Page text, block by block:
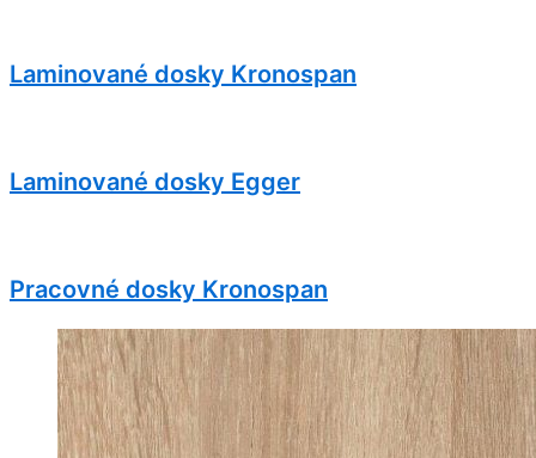
Laminované dosky Kronospan
Laminované dosky Egger
Pracovné dosky Kronospan